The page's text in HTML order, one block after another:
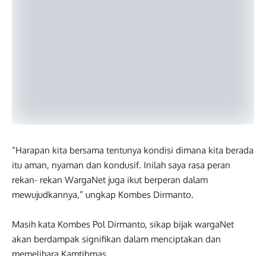
“Harapan kita bersama tentunya kondisi dimana kita berada
itu aman, nyaman dan kondusif. Inilah saya rasa peran
rekan- rekan WargaNet juga ikut berperan dalam
mewujudkannya,” ungkap Kombes Dirmanto.
Masih kata Kombes Pol Dirmanto, sikap bijak wargaNet
akan berdampak signifikan dalam menciptakan dan